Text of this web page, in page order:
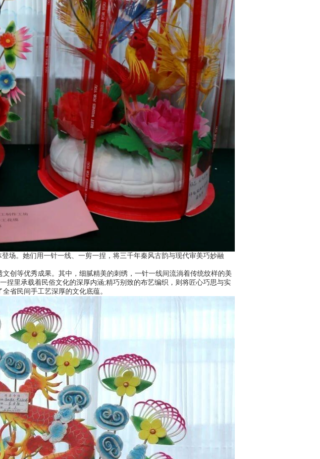
。她们用一针一线、一剪一捏，将三千年秦风古韵与现代审美巧妙融
等优秀成果。其中，细腻精美的刺绣，一针一线间流淌着传统纹样的美
捏里承载着民俗文化的深厚内涵;精巧别致的布艺编织，则将匠心巧思与实
省民间手工艺深厚的文化底蕴。